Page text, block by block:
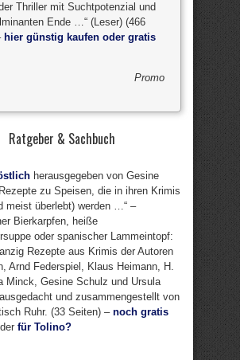
Thriller mit Suchtpotenzial und
Ende …“ (Leser) (466
hier günstig kaufen oder gratis
Promo
Ratgeber & Sachbuch
herausgegeben von Gesine
zu Speisen, die in ihren Krimis
meist überlebt) werden …“ –
Bierkarpfen, heiße
oder spanischer Lammeintopf:
Rezepte aus Krimis der Autoren
Arnd Federspiel, Klaus Heimann, H.
Minck, Gesine Schulz und Ursula
und zusammengestellt von
Ruhr. (33 Seiten) – noch gratis
für Tolino?